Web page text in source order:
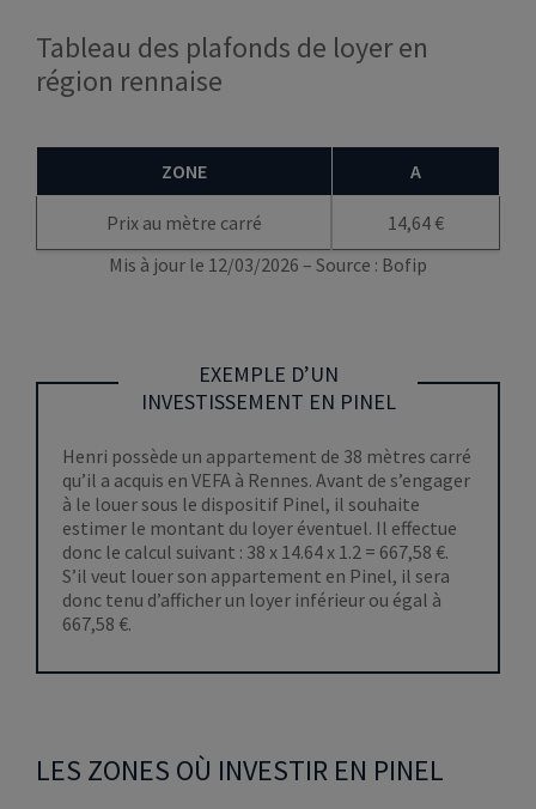
Tableau des plafonds de loyer en
région rennaise
ZONE A
Prix au mètre carré
14,64 €
Mis à jour le 12/03/2026 – Source : Bofip
EXEMPLE D’UN
INVESTISSEMENT EN PINEL
Henri possède un appartement de 38 mètres carré
qu’il a acquis en VEFA à Rennes. Avant de s’engager
à le louer sous le dispositif Pinel, il souhaite
estimer le montant du loyer éventuel. Il effectue
donc le calcul suivant : 38 x 14.64 x 1.2 = 667,58 €.
S’il veut louer son appartement en Pinel, il sera
donc tenu d’afficher un loyer inférieur ou égal à
667,58 €.
LES ZONES OÙ INVESTIR EN PINEL